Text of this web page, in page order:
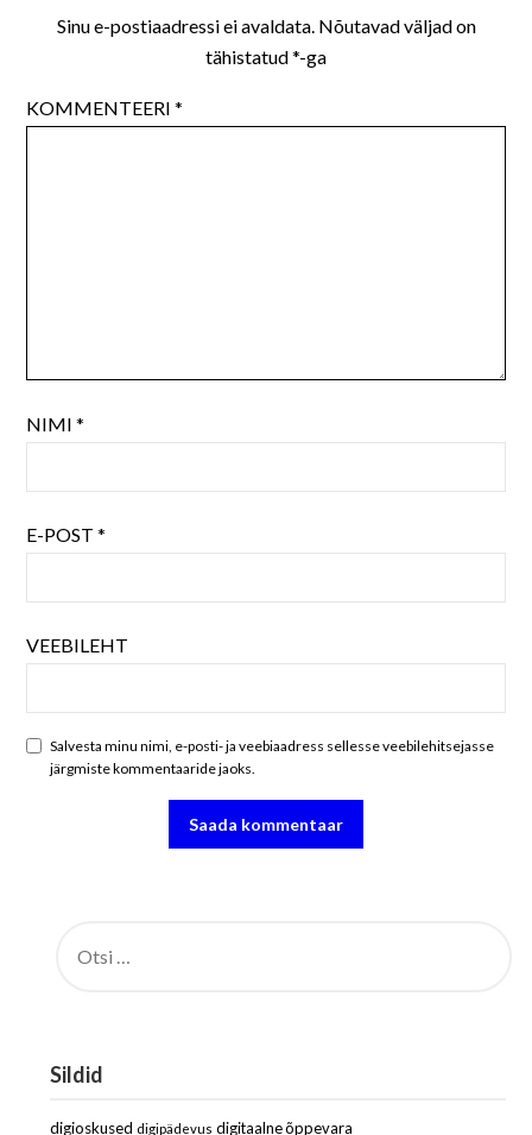
Sinu e-postiaadressi ei avaldata. Nõutavad väljad on
tähistatud*-ga
KOMMENTEERI*
NIMI*
E-POST*
VEEBILEHT
Salvesta minu nimi, e-posti- ja veebiaadress sellesse veebilehitsejasse
järgmiste kommentaaride jaoks.
Sildid
digioskused digipädevus digitaalne õppevara